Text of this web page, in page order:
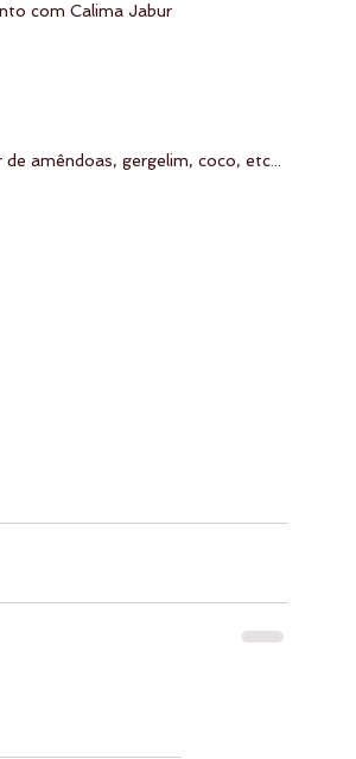
com Calima Jabur
amêndoas, gergelim, coco, etc...